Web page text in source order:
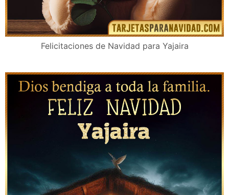
Felicitaciones de Navidad para Yajaira